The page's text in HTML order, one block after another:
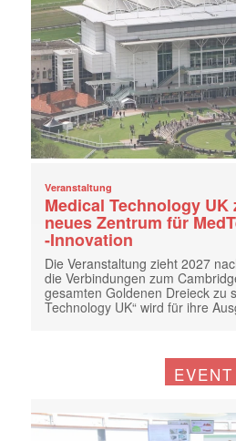
Veranstaltung
Medical Technology UK
neues Zentrum für
-Innovation
Die Veranstaltung zieht 2027
die Verbindungen zum
gesamten Goldenen Dreieck zu
Technology UK“ wird für ihre
EVENT